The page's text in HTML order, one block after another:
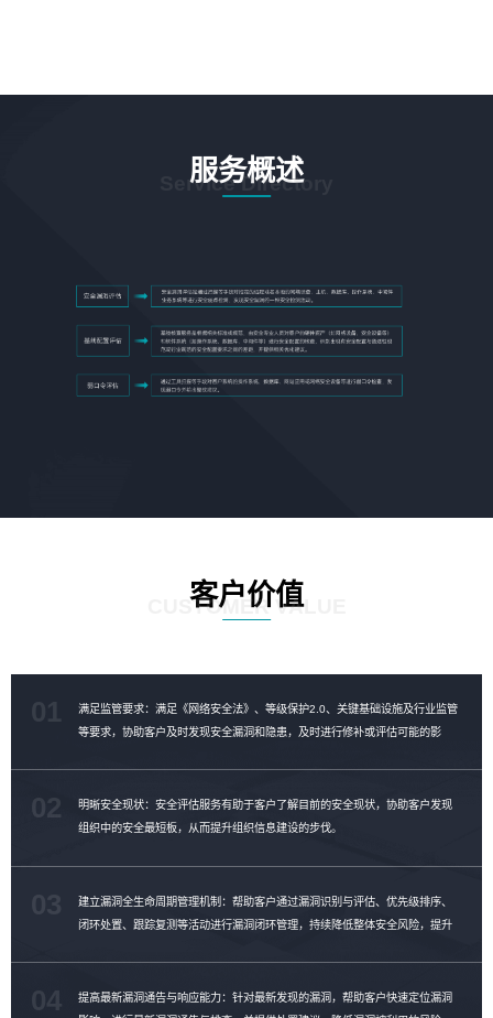
服务概述
Service Directory
客户价值
CUSTOMER VALUE
满足监管要求：满足《网络安全法》、等级保护2.0、关键基础设施及行业监管
等要求，协助客户及时发现安全漏洞和隐患，及时进行修补或评估可能的影
明晰安全现状：安全评估服务有助于客户了解目前的安全现状，协助客户发现
组织中的安全最短板，从而提升组织信息建设的步伐。
02
建立漏洞全生命周期管理机制：帮助客户通过漏洞识别与评估、优先级排序、
闭环处置、跟踪复测等活动进行漏洞闭环管理，持续降低整体安全风险，提升
提高最新漏洞通告与响应能力：针对最新发现的漏洞，帮助客户快速定位漏洞
04